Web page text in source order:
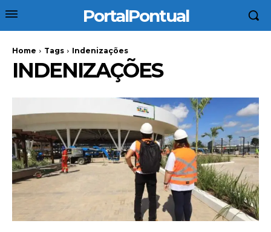
PortalPontual
Home Tags Indenizações
INDENIZAÇÕES